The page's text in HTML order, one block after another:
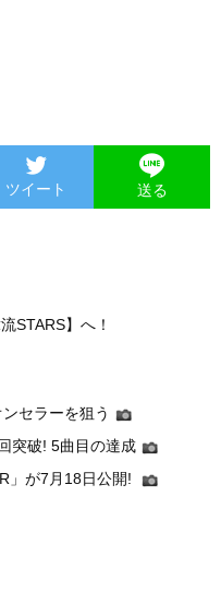
ツイート 送る
STARS】へ！
セラーを狙う
突破! 5曲目の達成
」が7月18日公開!